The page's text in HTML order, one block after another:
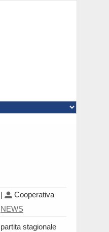
|
Cooperativa
NEWS
stagionale